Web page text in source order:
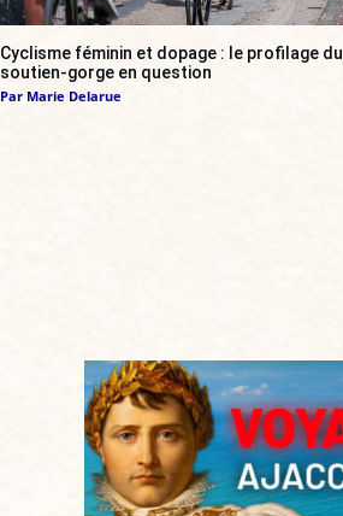
Cyclisme féminin et dopage : le profilage du
soutien-gorge en question
Par Marie Delarue